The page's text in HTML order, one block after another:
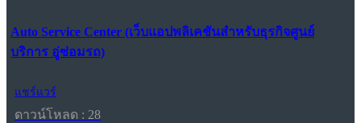
Auto Service Center (เว็บแอปพลิเคชันสำหรับธุรกิจศูนย์
บริการ อู่ซ่อมรถ)
แชร์แวร์
ดาวน์โหลด : 28